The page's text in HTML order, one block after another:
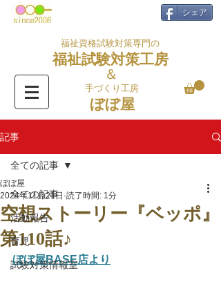
シェア
福祉資格試験対策専門の
福祉試験対策工房
＆
手づくり工房
ぼぼ屋
記事
全ての記事
活動報告
育児
試験対策情報室
全ての記事
空想ストーリー『ベッポ』
第110話♪
ぼぼ屋
2024年11月21日 読了時間: 1分
ぼぼ屋BASE店より